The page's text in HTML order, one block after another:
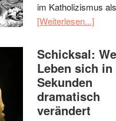
im Katholizismus
[Weiterlesen...]
Schicksal:
Leben sich in
Sekunden
dramatisch
verändert